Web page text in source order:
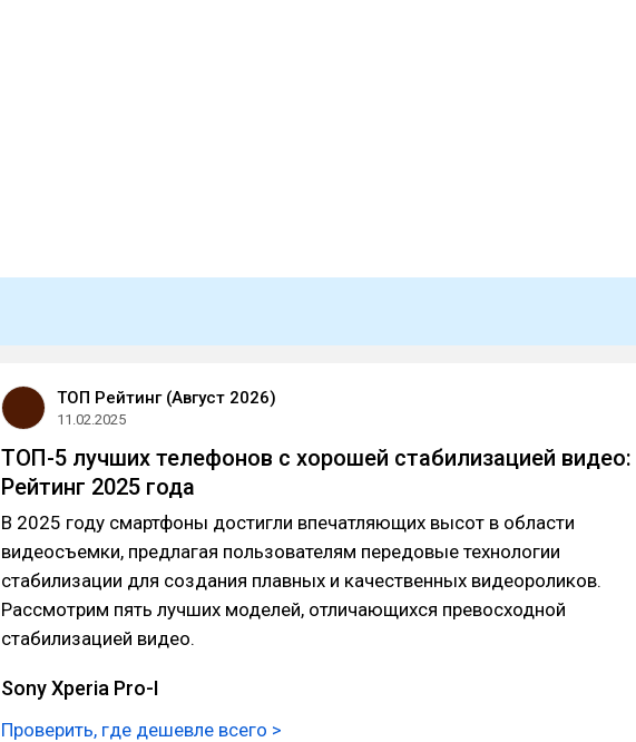
ТОП Рейтинг (Август 2026)
11.02.2025
ТОП-5 лучших телефонов с хорошей стабилизацией видео:
Рейтинг 2025 года
В 2025 году смартфоны достигли впечатляющих высот в области
видеосъемки, предлагая пользователям передовые технологии
стабилизации для создания плавных и качественных видеороликов.
Рассмотрим пять лучших моделей, отличающихся превосходной
стабилизацией видео.
Sony Xperia Pro-I
Проверить, где дешевле всего >